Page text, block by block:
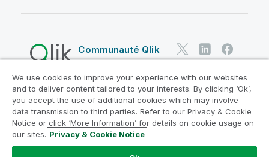
Communauté Qlik
Contrats juridiques
Conditions d'utilisation des produits
Legal Policies
Conditions légales
Conditions d'utilisation
Marques
Do Not Share My Info
We use cookies to improve your experience with our websites
and to deliver content tailored to your interests. By clicking ‘Ok’,
you accept the use of additional cookies which may involve
data transmission to third parties. Refer to our Privacy & Cookie
Notice or click ‘More Information’ for details on cookie usage on
our sites. Privacy & Cookie Notice